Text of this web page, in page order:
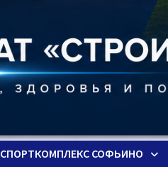
СПОРТКОМПЛЕКС СОФЬИНО